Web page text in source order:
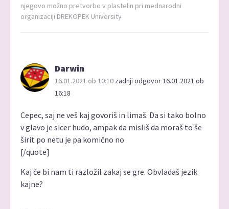
njegovo možno pretvorbo v plastelin pri mednarodni
organizaciji DREKOPEK University
Darwin
16.01.2021 ob 10:10 zadnji odgovor 16.01.2021 ob
16:18
Cepec, saj ne veš kaj govoriš in limaš. Da si tako bolno
v glavo je sicer hudo, ampak da misliš da moraš to še
širit po netu je pa komično no
[/quote]
Kaj če bi nam ti razložil zakaj se gre. Obvladaš jezik
kajne?